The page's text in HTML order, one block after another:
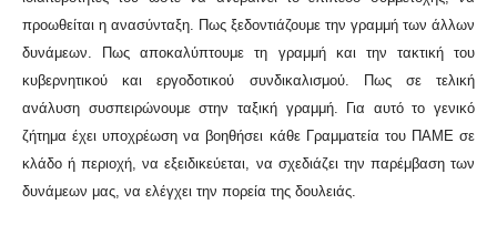
προωθείται η ανασύνταξη. Πως ξεδοντιάζουμε την γραμμή των άλλων
δυνάμεων. Πως αποκαλύπτουμε τη γραμμή και την τακτική του
κυβερνητικού και εργοδοτικού συνδικαλισμού. Πως σε τελική
ανάλυση συσπειρώνουμε στην ταξική γραμμή. Για αυτό το γενικό
ζήτημα έχει υποχρέωση να βοηθήσει κάθε Γραμματεία του ΠΑΜΕ σε
κλάδο ή περιοχή, να εξειδικεύεται, να σχεδιάζει την παρέμβαση των
δυνάμεων μας, να ελέγχει την πορεία της δουλειάς.